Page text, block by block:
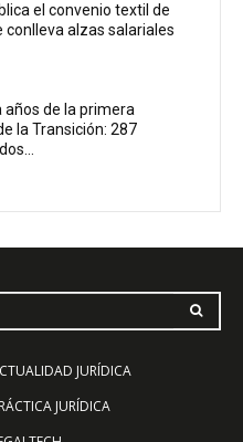
el convenio textil de
conlleva alzas salariales
años de la primera
la Transición: 287
JURÍDICA
JURÍDICA